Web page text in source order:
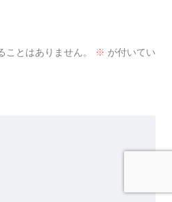
とはありません。 ※ が付いてい